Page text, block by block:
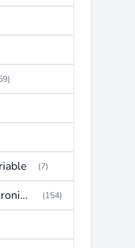
(7)
Caja Registradora (Electronic Cash Register) (154)